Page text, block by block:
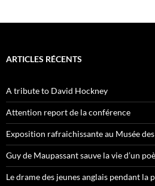
ARTICLES RÉCENTS
A tribute to David Hockney
Attention report de la conférence
Exposition rafraichissante au Musée
Guy de Maupassant sauve la vie d’un
Le drame des jeunes anglais pendant